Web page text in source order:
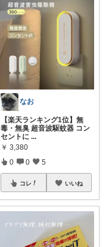
なお
【楽天ランキング1位】無
毒・無臭 超音波駆蚊器 コン
セントに ...
￥ 3,380
0 0 5
コレ いいね